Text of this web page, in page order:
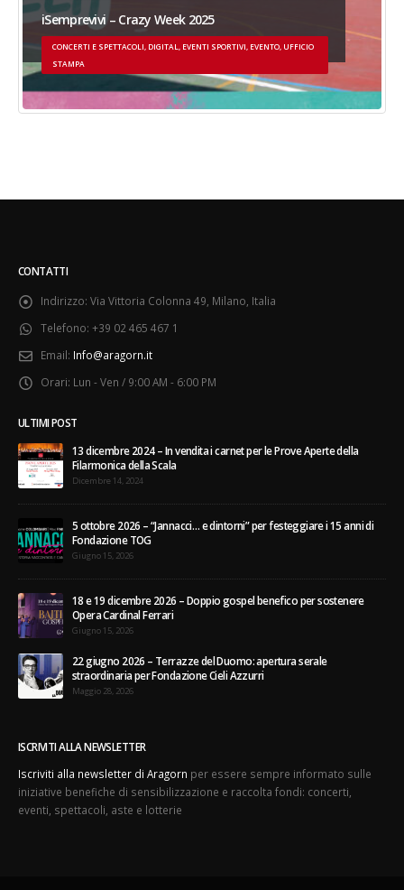
iSemprevivi – Crazy Week 2025
CONCERTI E SPETTACOLI, DIGITAL, EVENTI SPORTIVI, EVENTO, UFFICIO
STAMPA
CONTATTI
Indirizzo: Via Vittoria Colonna 49, Milano, Italia
Telefono: +39 02 465 467 1
Email: Info@aragorn.it
Orari: Lun - Ven / 9:00 AM - 6:00 PM
ULTIMI POST
13 dicembre 2024 – In vendita i carnet per le Prove Aperte della
Filarmonica della Scala
Dicembre 14, 2024
5 ottobre 2026 – “Jannacci… e dintorni” per festeggiare i 15 anni di
Fondazione TOG
Giugno 15, 2026
18 e 19 dicembre 2026 – Doppio gospel benefico per sostenere
Opera Cardinal Ferrari
Giugno 15, 2026
22 giugno 2026 – Terrazze del Duomo: apertura serale
straordinaria per Fondazione Cieli Azzurri
Maggio 28, 2026
ISCRIVITI ALLA NEWSLETTER
Iscriviti alla newsletter di Aragorn per essere sempre informato sulle
iniziative benefiche di sensibilizzazione e raccolta fondi: concerti,
eventi, spettacoli, aste e lotterie